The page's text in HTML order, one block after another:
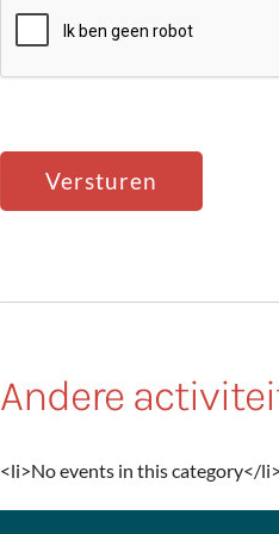
Andere
<li>No events in this category</li>